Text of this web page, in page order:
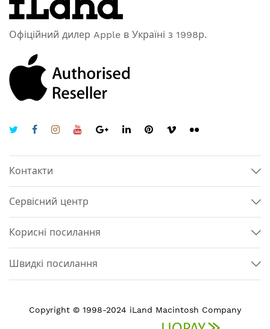
Офіційний дилер Apple в Україні з 1998р.
Контакти
Сервісний центр
Корисні посилання
Швидкі посилання
Copyright © 1998-2024 iLand Macintosh Company